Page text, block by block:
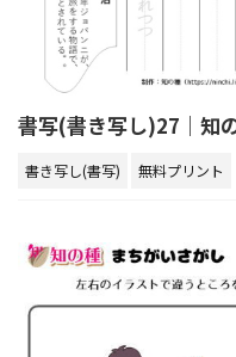
書写(書き写し)27｜知
書き写し(書写) 無料プリント